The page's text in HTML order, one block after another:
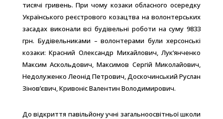
тисячі гривень. При чому козаки обласного осередку
Українського реєстрового козацтва на волонтерських
засадах виконали всі будівельні роботи на суму 9833
грн. Будівельниками – волонтерами були херсонські
козаки: Красний Олександр Михайлович, Лук’янченко
Максим Аскольдович, Максимов Сергій Миколайович,
Недолуженко Леонід Петрович, Доскочинський Руслан
Зінов’євич, Кривоніс Валентин Володимирович.
До відкриття павільйону учні загальноосвітньої школи